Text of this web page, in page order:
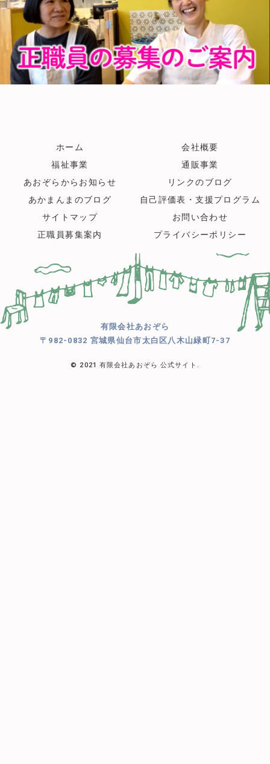
ホーム
会社概要
福祉事業
通販事業
あおぞらからお知らせ
リンクのブログ
あかまんまのブログ
自己評価表・支援プログラム
サイトマップ
お問い合わせ
正職員募集案内
プライバシーポリシー
有限会社あおぞら
〒982-0832 宮城県仙台市太白区八木山緑町7-37
© 2021 有限会社あおぞら 公式サイト.